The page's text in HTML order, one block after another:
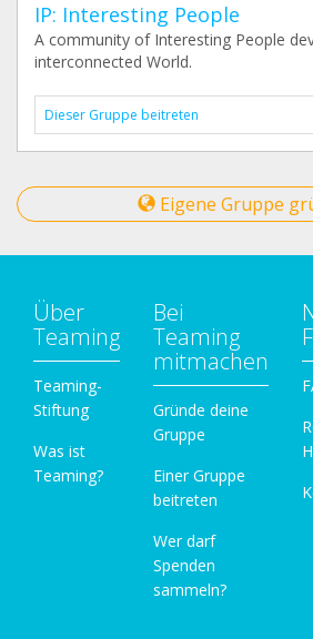
IP: Interesting People
A community of Interesting People
interconnected World.
Dieser Gruppe beitreten
Eigene Gruppe
Über
Teaming
Teaming-
Stiftung
Was ist
Teaming?
Bei
Teaming
mitmachen
Gründe deine
Gruppe
Einer Gruppe
beitreten
Wer darf
Spenden
sammeln?